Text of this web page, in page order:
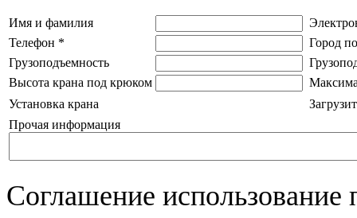
Имя и фамилия
Телефон *
Город
Грузоподъемность
Высота крана под крюком
Установка крана
Прочая информация
Соглашение